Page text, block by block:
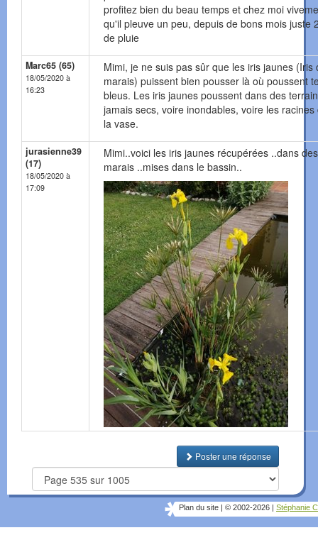
profitez bien du beau temps et chez moi
qu'il pleuve un peu, depuis de bons mois juste
de pluie
Marc65 (65)
18/05/2020 à
16:23
Mimi, je ne suis pas sûr que les iris jaunes (Iris
marais) puissent bien pousser là où poussent
bleus. Les iris jaunes poussent dans des
jamais secs, voire inondables, voire les racines
la vase.
jurasienne39
(17)
18/05/2020 à
17:09
Mimi..voici les iris jaunes récupérées ..dans des
marais ..mises dans le bassin..
Poster une réponse
Plan du site © 2002-2026 Stéphanie C